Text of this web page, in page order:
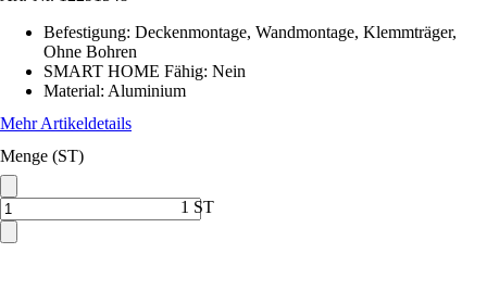
Befestigung: Deckenmontage, Wandmontage, Klemmträger,
Ohne Bohren
SMART HOME Fähig: Nein
Material: Aluminium
Mehr Artikeldetails
Menge (ST)
1 ST